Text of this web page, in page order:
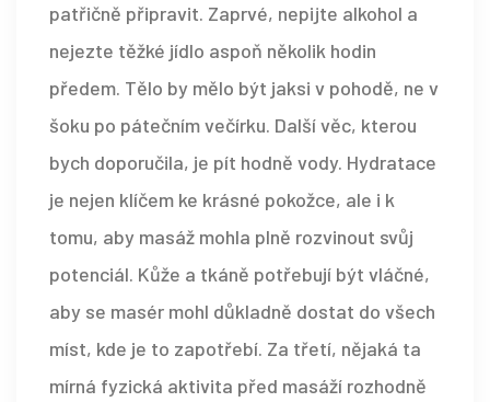
patřičně připravit. Zaprvé, nepijte alkohol a
nejezte těžké jídlo aspoň několik hodin
předem. Tělo by mělo být jaksi v pohodě, ne v
šoku po pátečním večírku. Další věc, kterou
bych doporučila, je pít hodně vody. Hydratace
je nejen klíčem ke krásné pokožce, ale i k
tomu, aby masáž mohla plně rozvinout svůj
potenciál. Kůže a tkáně potřebují být vláčné,
aby se masér mohl důkladně dostat do všech
míst, kde je to zapotřebí. Za třetí, nějaká ta
mírná fyzická aktivita před masáží rozhodně